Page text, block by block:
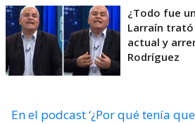
¿Todo fue
Larraín trató
actual y
Rodríguez
En el podcast ‘¿Por qué tenía